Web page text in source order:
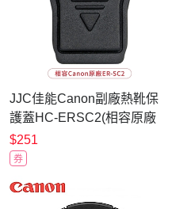
JJC佳能Canon副廠熱靴保
護蓋HC-ERSC2(相容原廠
ER-SC2熱靴蓋)適EOS
R3,R5 C,R6 Mark
$251
券